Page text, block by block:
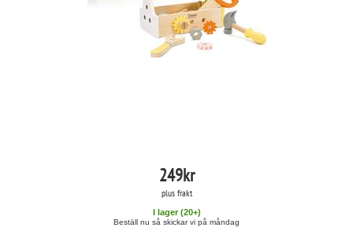
249kr
plus frakt
I lager (20+)
Beställ nu så skickar vi på måndag